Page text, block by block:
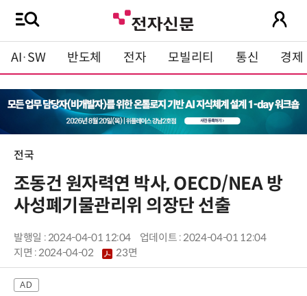
AI·SW 반도체 전자 모빌리티 통신 경제
전국
조동건 원자력연 박사, OECD/NEA 방
사성폐기물관리위 의장단 선출
발행일 : 2024-04-01 12:04
업데이트 : 2024-04-01 12:04
지면 :2024-04-02 23면